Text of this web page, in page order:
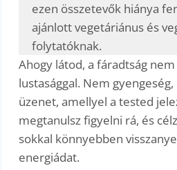
ezen összetevők hiánya
ajánlott vegetáriánus és
folytatóknak.
Ahogy látod, a fáradtság
lustasággal. Nem
üzenet, amellyel a tested
megtanulsz figyelni rá, és
sokkal könnyebben
energiádat.